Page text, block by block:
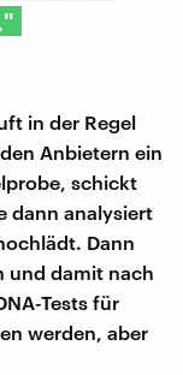
in der Regel
Anbietern ein
schickt
dann analysiert
Dann
und damit nach
Tests für
werden, aber